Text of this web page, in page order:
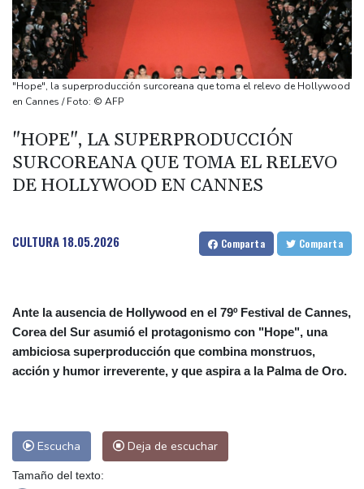
comerciales
Ucrania se despide de un voluntario que dedicó su vida a
rescatar a los muertos
Canadá trata de adaptarse a un futuro de incendios forestales
Ucrania despide a un voluntario que dedicó su vida a rescatar a
Un dron entra en Bulgaria y estalla cerca de un gasoducto en la
frontera con Rumania
El burrito causa indigestión en el partido de Trump
"Hope", la superproducción surcoreana que toma el relevo de Hollywood
en Cannes / Foto: © AFP
"HOPE", LA SUPERPRODUCCIÓN
SURCOREANA QUE TOMA EL RELEVO
DE HOLLYWOOD EN CANNES
CULTURA18.05.2026 Comparta Comparta
Ante la ausencia de Hollywood en el 79º Festival de Cannes,
Corea del Sur asumió el protagonismo con "Hope", una
ambiciosa superproducción que combina monstruos,
acción y humor irreverente, y que aspira a la Palma de Oro.
Escucha Deja de escuchar
Tamaño del texto: